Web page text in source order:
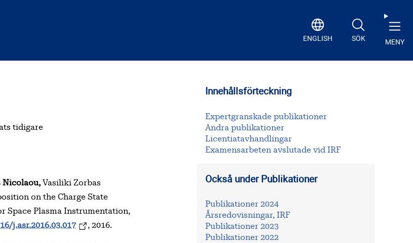
ENGLISH SÖK MENY
tidigare
Nicolaou, Vasiliki Zorbas
on the Charge State
Space Plasma Instrumentation,
j.asr.2016.03.017 , 2016.
Innehållsförteckning
Expertgranskade publikationer
Andra publikationer
Licentiatavhandlingar
Examensarbeten avslutade vid IRF
Också under Publikationer
Publikationer 2024
Årsredovisningar, IRF
Publikationer 2023
Publikationer 2022